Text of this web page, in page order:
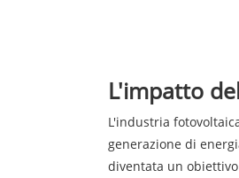
L'impatto
L'industria
generazione di
diventata un